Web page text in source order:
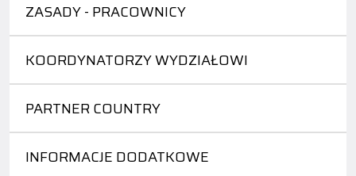
ZASADY - PRACOWNICY
KOORDYNATORZY WYDZIAŁOWI
PARTNER COUNTRY
INFORMACJE DODATKOWE